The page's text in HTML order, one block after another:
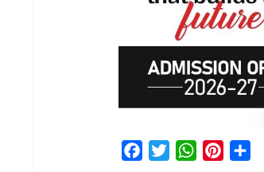
Facebook
TwitterWhatsApp